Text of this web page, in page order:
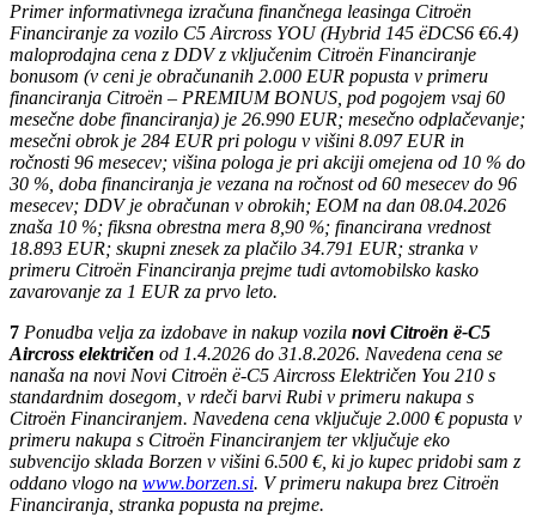
Primer informativnega izračuna finančnega leasinga Citroën
Financiranje za vozilo C5 Aircross YOU (Hybrid 145 ëDCS6 €6.4)
maloprodajna cena z DDV z vključenim Citroën Financiranje
bonusom (v ceni je obračunanih 2.000 EUR popusta v primeru
financiranja Citroën – PREMIUM BONUS, pod pogojem vsaj 60
mesečne dobe financiranja) je 26.990 EUR; mesečno odplačevanje;
mesečni obrok je 284 EUR pri pologu v višini 8.097 EUR in
ročnosti 96 mesecev; višina pologa je pri akciji omejena od 10 % do
30 %, doba financiranja je vezana na ročnost od 60 mesecev do 96
mesecev; DDV je obračunan v obrokih; EOM na dan 08.04.2026
znaša 10 %; fiksna obrestna mera 8,90 %; financirana vrednost
18.893 EUR; skupni znesek za plačilo 34.791 EUR; stranka v
primeru Citroën Financiranja prejme tudi avtomobilsko kasko
zavarovanje za 1 EUR za prvo leto.
7 Ponudba velja za izdobave in nakup vozila novi Citroën ë-C5
Aircross električen od 1.4.2026 do 31.8.2026. Navedena cena se
nanaša na novi Novi Citroën ë-C5 Aircross Električen You 210 s
standardnim dosegom, v rdeči barvi Rubi v primeru nakupa s
Citroën Financiranjem. Navedena cena vključuje 2.000 € popusta v
primeru nakupa s Citroën Financiranjem ter vključuje eko
subvencijo sklada Borzen v višini 6.500 €, ki jo kupec pridobi sam z
oddano vlogo na www.borzen.si. V primeru nakupa brez Citroën
Financiranja, stranka popusta na prejme.